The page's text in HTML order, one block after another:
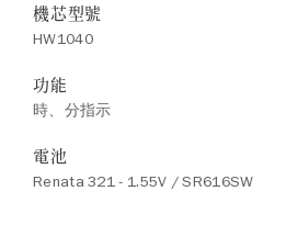
機芯型號
HW1040
功能
時、分指示
電池
Renata 321 - 1.55V / SR616SW